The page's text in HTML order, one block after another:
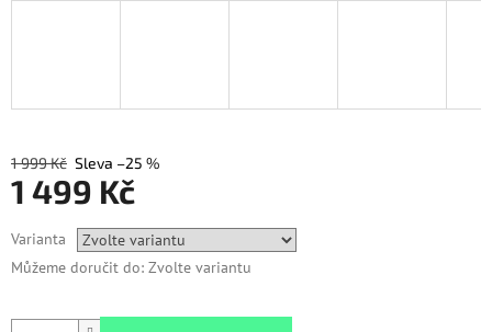
1 999 Kč –25 %
1 499 Kč
cena:
Varianta
Můžeme doručit do: Zvolte variantu